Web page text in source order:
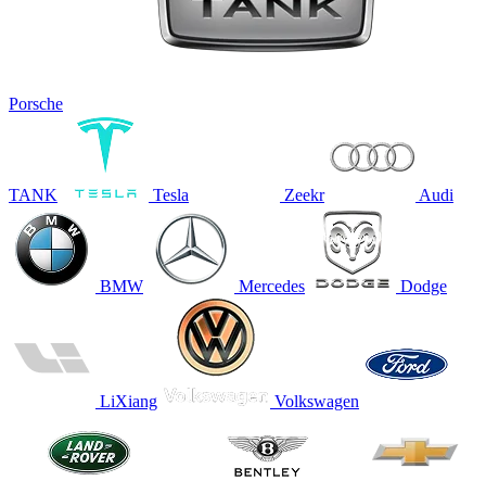
Porsche
TANK Tesla Zeekr Audi
BMW Mercedes Dodge
LiXiang Volkswagen